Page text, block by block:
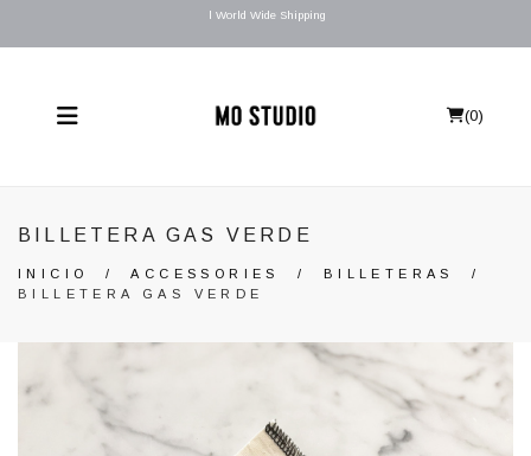
l World Wide Shipping
(0)
BILLETERA GAS VERDE
INICIO /ACCESSORIES / BILLETERAS
/
BILLETERA GAS VERDE